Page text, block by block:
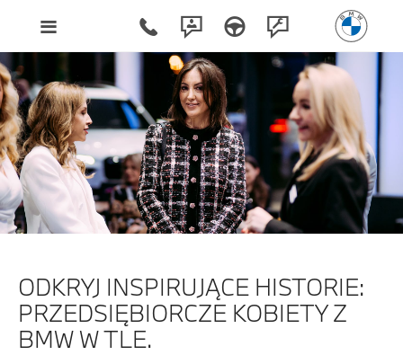
ODKRYJ INSPIRUJĄCE HISTORIE:
PRZEDSIĘBIORCZE KOBIETY Z
BMW W TLE.